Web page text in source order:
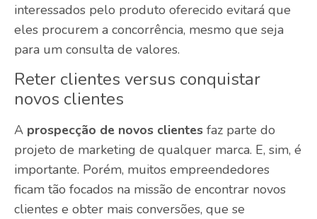
interessados pelo produto oferecido evitará que
eles procurem a concorrência, mesmo que seja
para um consulta de valores.
Reter clientes versus conquistar
novos clientes
A prospecção de novos clientes faz parte do
projeto de marketing de qualquer marca. E, sim, é
importante. Porém, muitos empreendedores
ficam tão focados na missão de encontrar novos
clientes e obter mais conversões, que se